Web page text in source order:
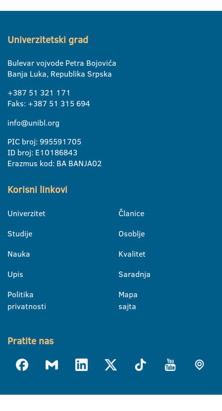
Univerzitetski grad
Bulevar vojvode Petra Bojovića
Banja Luka, Republika Srpska
+387 51 321 171
Faks: +387 51 315 694
info@unibl.org
PIC broj: 995591705
ID broj: E10186843
Erazmus kod: BA BANJA02
Korisni linkovi
Univerzitet
Studije
Nauka
Upis
Politika
privatnosti
Članice
Osoblje
Kvalitet
Saradnja
Mapa
sajta
Pratite nas